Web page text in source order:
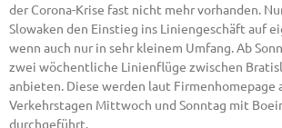
der Corona-Krise fast nicht mehr vorhanden.
Slowaken den Einstieg ins Liniengeschäft auf
wenn auch nur in sehr kleinem Umfang. Ab
zwei wöchentliche Linienflüge zwischen
anbieten. Diese werden laut Firmenhomepage
Verkehrstagen Mittwoch und Sonntag mit
durchgeführt.